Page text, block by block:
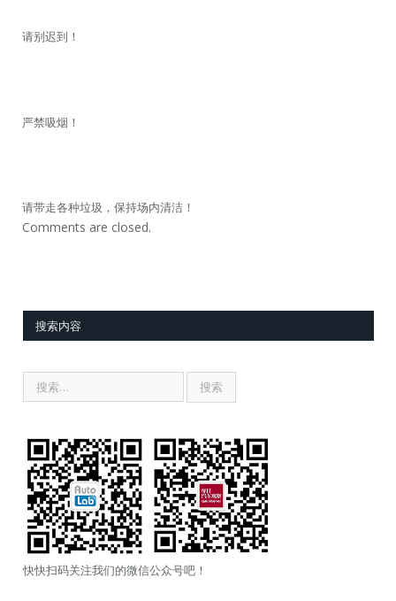
请别迟到！
严禁吸烟！
请带走各种垃圾，保持场内清洁！
Comments are closed.
搜索内容
快快扫码关注我们的微信公众号吧！